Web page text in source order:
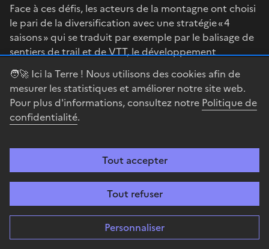
🧑‍🚀 Ici la Terre ! Nous utilisons des cookies afin de
mesurer les statistiques et améliorer notre site web.
Pour plus d'informations, consultez notre Politique de
confidentialité.
Tout accepter
Tout refuser
Personnaliser
Face à ces défis, les acteurs de la montagne ont choisi
le pari de la diversification avec une stratégie « 4
saisons » qui se traduit par exemple par le balisage de
sentiers de trail et de VTT, le développement
Cauterets par exemple), ou l’apparition de festivals
musicaux en montagne comme Garosnow, extension
du festival musical Garorock, dans les stations de
Gourette et Cauterets.
Le changement climatique pourrait enfin bouleverser
les pratiques agricoles, avec la raréfaction de la
ressource en eau en période d’étiage. Certains
agronomes recommandent ainsi l'abandon de la
culture du maïs, présent dans les plaines des
départements limitrophes, et gourmand en eau en
période estivale, au moment où les réserves sont les